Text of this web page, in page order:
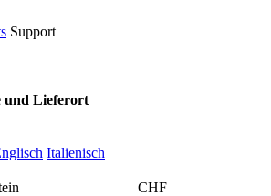
Support
und Lieferort
Italienisch
CHF